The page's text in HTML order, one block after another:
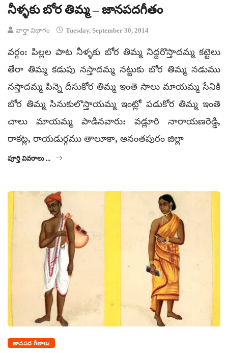
నీళ్ళకు బోర తిమ్మ – జానపదగీతం
వార్తా విభాగం Tuesday, September 30, 2014
వర్గం: పిల్లల పాట నీళ్ళకు బోర తిమ్మ నిద్దరొస్తాదమ్మ కట్టెలు
తేరా తిమ్మ కడుపు నస్తాదమ్మ నట్టుకు బోర తిమ్మ నడుము
నస్తాదమ్మ పిన్నె దీసుకోర తిమ్మ ఇంతె సాలు మాయమ్మ సేనికి
బోర తిమ్మ సినుకులొస్తాయమ్మ ఇంట్లో పడుకోర తిమ్మ ఇంతె
చాలు మాయమ్మ పాడినవారు: వడ్లూరి నారాయణరెడ్డి,
రాకట్ల, రాయడుర్గము తాలూకా, అనంతపురం జిల్లా
పూర్తి వివరాలు ...
జానపద గీతాలు